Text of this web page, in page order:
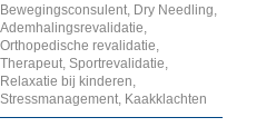
Bewegingsconsulent, Dry Needling,
Ademhalingsrevalidatie,
Orthopedische revalidatie,
Therapeut, Sportrevalidatie,
Relaxatie bij kinderen,
Stressmanagement, Kaakklachten